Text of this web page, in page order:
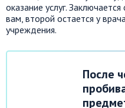
оказание услуг.
вам, второй остается у
учреждения.
После